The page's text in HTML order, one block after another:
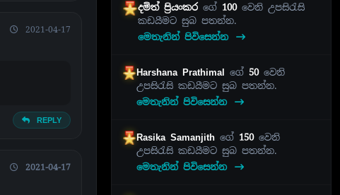
2021-04-17
REPLY
2021-04-17
දමිත් ප්‍රියංකර ගේ 100වෙනි උපසිරැසි
කඩයීමට සුබ පතන්න.
මෙතැනින් පිවිසෙන්න
Harshana Prathimal ගේ 50වෙනි
උපසිරැසි කඩයීමට සුබ පතන්න.
මෙතැනින් පිවිසෙන්න
Rasika Samanjithගේ 150වෙනි
උපසිරැසි කඩයීමට සුබ පතන්න.
මෙතැනින් පිවිසෙන්න